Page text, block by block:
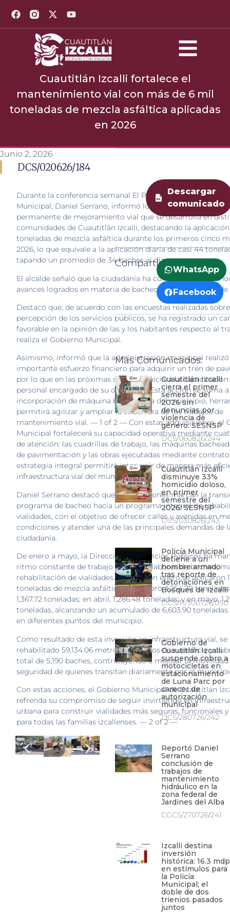
Cuautitlán Izcalli fortalece el
mantenimiento vial con más de 6 mil
toneladas de mezcla asfáltica aplicadas
en 2026
Junio 2, 2026
DCS/020626/184
Durante la conferencia semanal El Poder del Pueblo, el
Municipal, Daniel Serrano, informó los avances del
permanente de mejoramiento vial que se desarrolla en
comunidades de Cuautitlán Izcalli, destacando la aplicación
toneladas de mezcla asfáltica durante los primeros cinco
2026, lo que equivale a la aplicación diaria de casi 44
tapando un promedio de 34 baches al día.
El alcalde señaló que la ciudadanía ha comenzado a
avances logrados en materia de bacheo y mejoramiento de
Destacó que, de acuerdo con las encuestas realizadas
percepción de los servicios públicos, se ha registrado un
favorable en la opinión de las y los habitantes respecto al
realiza el Gobierno Municipal.
Asimismo, informó que la administración municipal
importante esfuerzo financiero para adquirir un tren de
por lo que en las próximas semanas iniciará la
personal encargado de su operación. Esta acción se suma
incorporación de máquina bacheadora del municipio,
permitirá agilizar y ampliar la cobertura de los trabajos de
mantenimiento vial. — 1 of 2 — Con estas adquisiciones, el
Municipal fortalecerá su capacidad operativa mediante
de atención: las cuadrillas de trabajo, las máquinas
de pavimentación y las obras ejecutadas mediante
estrategia integral permitirá intervenir de manera más
infraestructura vial del municipio.
Daniel Serrano destacó que estas acciones marcan la
programa de bacheo hacia un programa integral de
vialidades, con el objetivo de ofrecer calles y avenidas en
condiciones y atender una de las principales demandas de
ciudadanía.
De enero a mayo, la Dirección de Servicios Públicos ha
ritmo constante de trabajo mediante labores de bacheo,
rehabilitación de vialidades. Tan solo en enero se aplicaron
toneladas de mezcla asfáltica; en febrero, 1,254.70
1,367.72 toneladas; en abril, 1,286.48 toneladas; y en mayo,
toneladas, alcanzando un acumulado de 6,603.90
en diferentes puntos del municipio.
Como resultado de esta inversión en infraestructura vial, se
rehabilitado 59,134.06 metros cuadrados de superficie y
total de 5,190 baches, contribuyendo a mejorar la movilidad
seguridad de quienes transitan diariamente por el
Con estas acciones, el Gobierno Municipal de Cuautitlán
refrenda su compromiso de seguir invirtiendo en
urbana para construir vialidades más seguras, funcionales
para todas las familias izcallenses. — 2 of 2 —
Descargar
comunicado
Compartir:
WhatsApp
Facebook
Más Comunicados:
Cuautitlán Izcalli
cierra el primer
semestre del
2026 sin
denuncias por
violencia de
género: SESNSP
DCS/060826/244
Cuautitlán Izcalli
disminuye 33%
homicidio doloso,
en primer
semestre del
2026: SESNSP
DCS/030826/243
Policía Municipal
detiene a un
hombre armado
tras reporte de
detonaciones en
Bosques de Izcalli
DCS/TI/300726/050
Gobierno de
Cuautitlán Izcalli
suspende cobro a
motocicletas en
estacionamiento
de Luna Parc por
carecer de
autorización
municipal
DCS/280726/242
Reportó Daniel
Serrano
conclusión de
trabajos de
mantenimiento
hidráulico en la
zona federal de
Jardines del Alba
CGCS/270726/241
Izcalli destina
inversión
histórica: 16.3 mdp
en estímulos para
la Policía
Municipal; el
doble de dos
trienios pasados
juntos